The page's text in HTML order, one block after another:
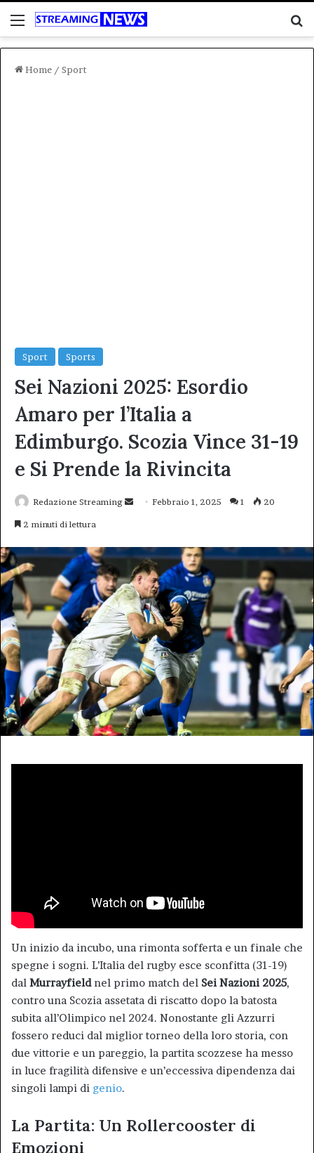
Menu
Home / Sport
Sport Sports
Sei Nazioni 2025: Esordio
Amaro per l’Italia a
Edimburgo. Scozia Vince 31-19
e Si Prende la Rivincita
Redazione Streaming
InviaFebbraio 1, 2025 1 20
2 minuti di lettura
Un inizio da incubo, una rimonta sofferta e un finale che
spegne i sogni. L’Italia del rugby esce sconfitta (31-19)
dal Murrayfieldnel primo match del Sei Nazioni 2025,
contro una Scozia assetata di riscatto dopo la batosta
subita all’Olimpico nel 2024. Nonostante gli Azzurri
fossero reduci dal miglior torneo della loro storia, con
due vittorie e un pareggio, la partita scozzese ha messo
in luce fragilità difensive e un’eccessiva dipendenza dai
singoli lampi di genio.
La Partita: Un Rollercooster di
Emozioni